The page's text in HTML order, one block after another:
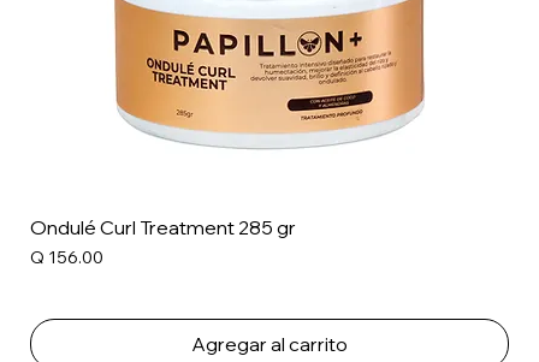
Ondulé Curl Treatment 285 gr
Precio
Q 156.00
Agregar al carrito